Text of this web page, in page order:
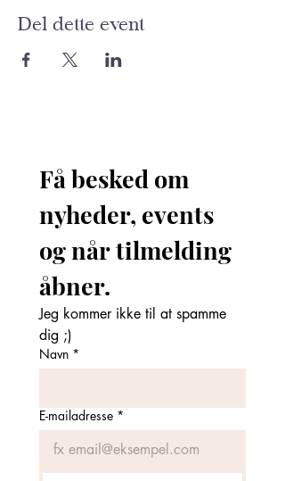
Del dette event
Få besked om
nyheder, events
og når tilmelding
Jeg kommer ikke til at spamme
dig ;)
Navn *
E-mailadresse *